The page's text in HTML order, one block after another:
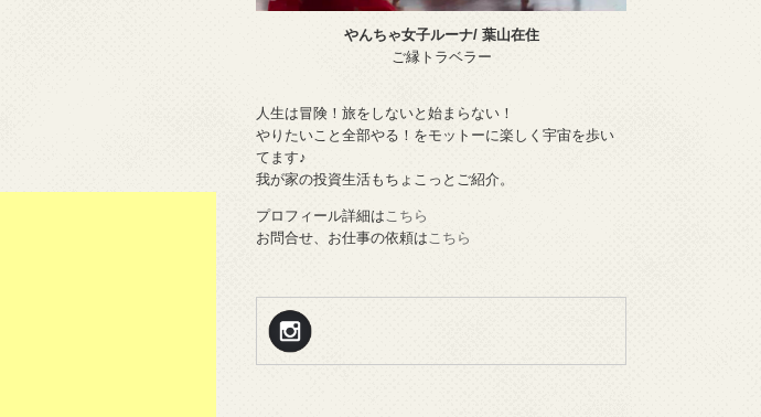
やんちゃ女子ルーナ/ 葉山在住
ご縁トラベラー
人生は冒険！旅をしないと始まらない！
やりたいこと全部やる！をモットーに楽しく宇宙を歩い
てます♪
我が家の投資生活もちょこっとご紹介。
プロフィール詳細は こちら
お問合せ、お仕事の依頼は こちら